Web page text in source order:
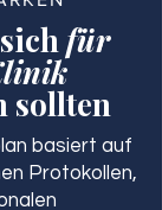
für
sollten
basiert auf
Protokollen,